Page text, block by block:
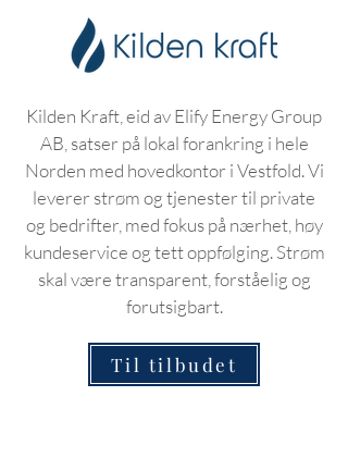
Kilden Kraft, eid av Elify Energy Group
AB, satser på lokal forankring i hele
Norden med hovedkontor i Vestfold. Vi
leverer strøm og tjenester til private
og bedrifter, med fokus på nærhet, høy
kundeservice og tett oppfølging. Strøm
skal være transparent, forståelig og
forutsigbart.
Til tilbudet